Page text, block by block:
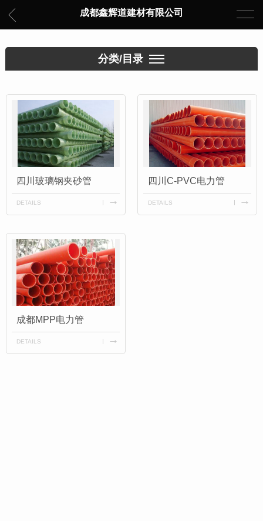
成都鑫辉道建材有限公司
分类/目录
四川玻璃钢夹砂管
DETAILS
四川C-PVC电力管
DETAILS
成都MPP电力管
DETAILS